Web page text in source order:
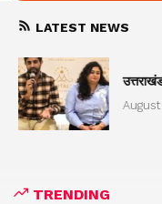
LATEST NEWS
TRENDING